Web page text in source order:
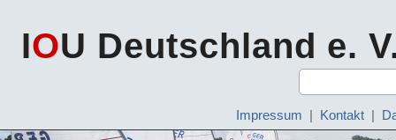
IOU Deutschland e.
Impressum | Kontakt |